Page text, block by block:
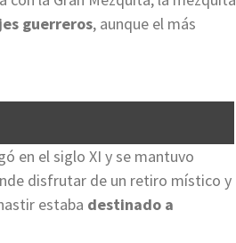
guerreros, aunque el más
en el siglo XI y se mantuvo
disfrutar de un retiro místico y
estaba destinado a